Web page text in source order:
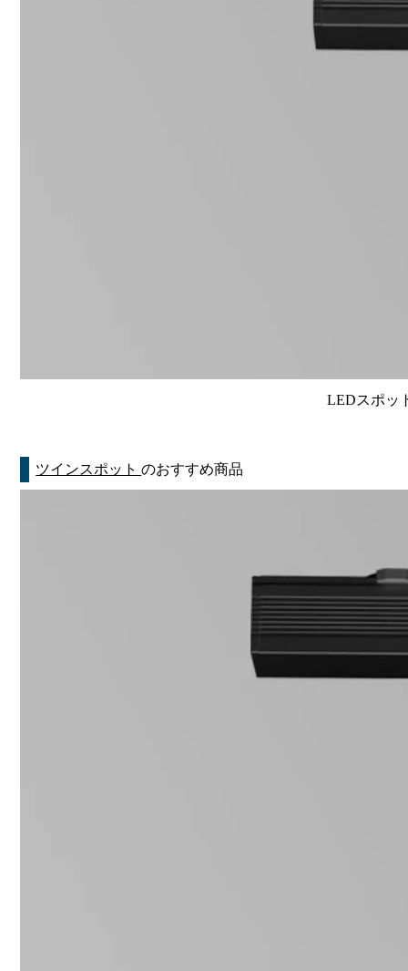
LEDスポッ
ツインスポットのおすすめ商品